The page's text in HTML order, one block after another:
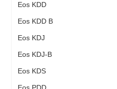
Eos KDD
Eos KDD B
Eos KDJ
Eos KDJ-B
Eos KDS